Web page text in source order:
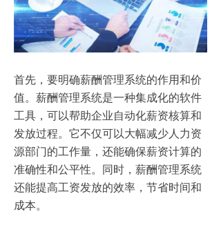
首先，要明确薪酬管理系统的作用和价
值。薪酬管理系统是一种集成化的软件
工具，可以帮助企业自动化薪资核算和
发放过程。它不仅可以大幅减少人力资
源部门的工作量，还能确保薪资计算的
准确性和公平性。同时，薪酬管理系统
还能提高工资发放的效率，节省时间和
成本。